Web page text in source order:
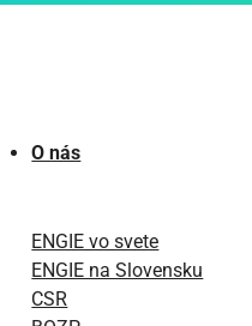
O nás
ENGIE vo svete
ENGIE na Slovensku
CSR